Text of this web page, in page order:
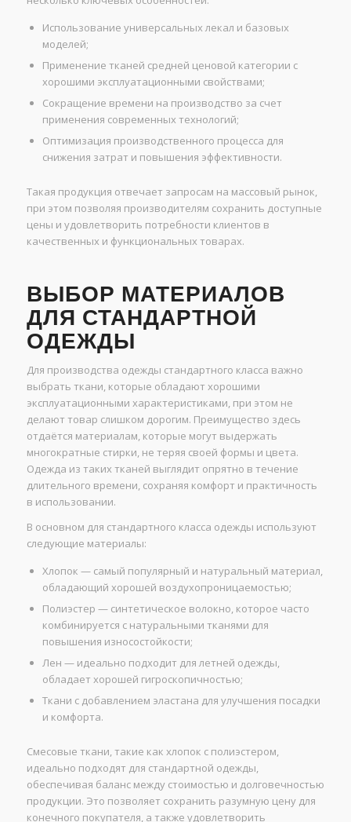
Использование универсальных лекал и базовых
моделей;
Применение тканей средней ценовой категории с
хорошими эксплуатационными свойствами;
Сокращение времени на производство за счет
применения современных технологий;
Оптимизация производственного процесса для
снижения затрат и повышения эффективности.
Такая продукция отвечает запросам на массовый рынок,
при этом позволяя производителям сохранить доступные
цены и удовлетворить потребности клиентов в
качественных и функциональных товарах.
ВЫБОР МАТЕРИАЛОВ
ДЛЯ СТАНДАРТНОЙ
ОДЕЖДЫ
Для производства одежды стандартного класса важно
выбрать ткани, которые обладают хорошими
эксплуатационными характеристиками, при этом не
делают товар слишком дорогим. Преимущество здесь
отдаётся материалам, которые могут выдержать
многократные стирки, не теряя своей формы и цвета.
Одежда из таких тканей выглядит опрятно в течение
длительного времени, сохраняя комфорт и практичность
в использовании.
В основном для стандартного класса одежды используют
следующие материалы:
Хлопок — самый популярный и натуральный материал,
обладающий хорошей воздухопроницаемостью;
Полиэстер — синтетическое волокно, которое часто
комбинируется с натуральными тканями для
повышения износостойкости;
Лен — идеально подходит для летней одежды,
обладает хорошей гигроскопичностью;
Ткани с добавлением эластана для улучшения посадки
и комфорта.
Смесовые ткани, такие как хлопок с полиэстером,
идеально подходят для стандартной одежды,
обеспечивая баланс между стоимостью и долговечностью
продукции. Это позволяет сохранить разумную цену для
конечного покупателя, а также удовлетворить